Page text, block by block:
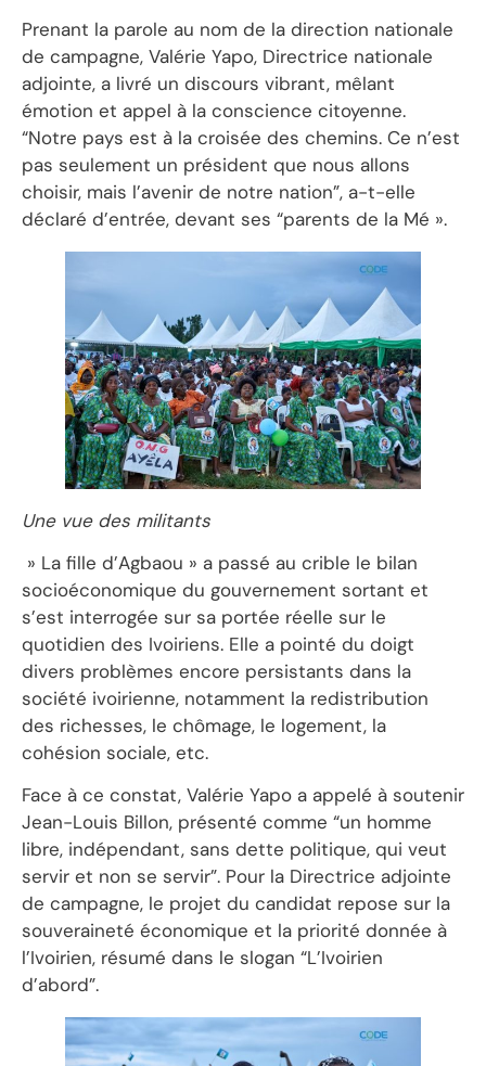
Prenant la parole au nom de la direction nationale
de campagne, Valérie Yapo, Directrice nationale
adjointe, a livré un discours vibrant, mêlant
émotion et appel à la conscience citoyenne.
“Notre pays est à la croisée des chemins. Ce n’est
pas seulement un président que nous allons
choisir, mais l’avenir de notre nation”, a-t-elle
déclaré d’entrée, devant ses “parents de la Mé ».
Une vue des militants
» La fille d’Agbaou » a passé au crible le bilan
socioéconomique du gouvernement sortant et
s’est interrogée sur sa portée réelle sur le
quotidien des Ivoiriens. Elle a pointé du doigt
divers problèmes encore persistants dans la
société ivoirienne, notamment la redistribution
des richesses, le chômage, le logement, la
cohésion sociale, etc.
Face à ce constat, Valérie Yapo a appelé à soutenir
Jean-Louis Billon, présenté comme “un homme
libre, indépendant, sans dette politique, qui veut
servir et non se servir”. Pour la Directrice adjointe
de campagne, le projet du candidat repose sur la
souveraineté économique et la priorité donnée à
l’Ivoirien, résumé dans le slogan “L’Ivoirien
d’abord”.